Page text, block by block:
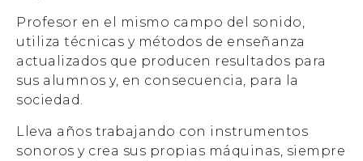
Profesor en el mismo campo del sonido,
utiliza técnicas y métodos de enseñanza
actualizados que producen resultados para
sus alumnos y, en consecuencia, para la
sociedad.
Lleva años trabajando con instrumentos
sonoros y crea sus propias máquinas, siempre